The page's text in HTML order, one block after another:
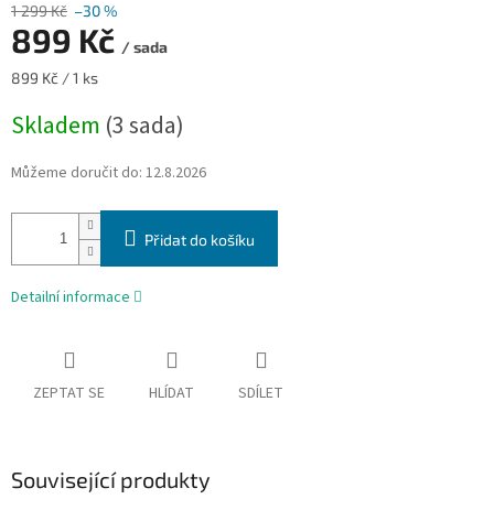
1 299 Kč –30 %
899 Kč / sada
Měrná
899 Kč / 1 ks
Skladem (3 sada)
Můžeme doručit do: 12.8.2026
Přidat do košíku
Detailní informace
ZEPTAT SE HLÍDAT SDÍLET
Související produkty